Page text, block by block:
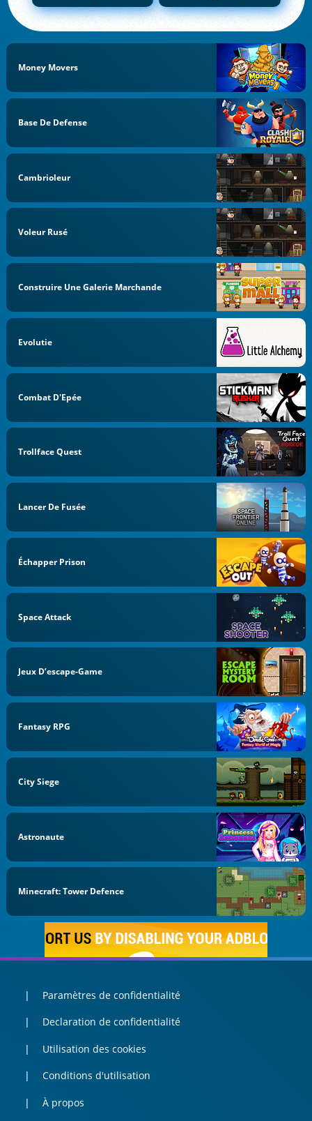
Money Movers
Base De Defense
Cambrioleur
Voleur Rusé
Construire Une Galerie Marchande
Evolutie
Combat D'Epée
Trollface Quest
Lancer De Fusée
Échapper Prison
Space Attack
Jeux D’escape-Game
Fantasy RPG
City Siege
Astronaute
Minecraft: Tower Defence
Paramètres de confidentialité
Declaration de confidentialité
Utilisation des cookies
Conditions d'utilisation
À propos